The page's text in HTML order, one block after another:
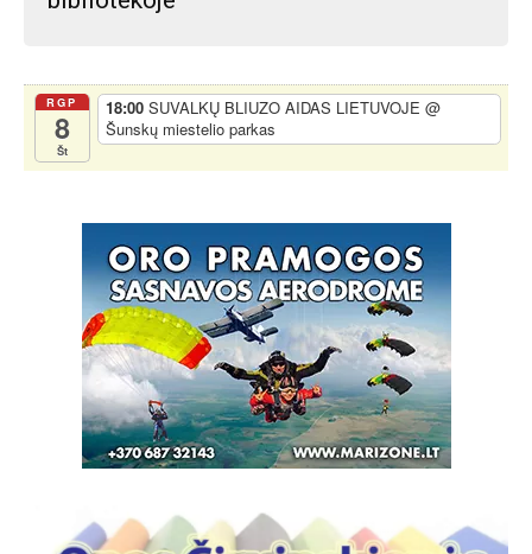
RGP
8
Št
18:00 SUVALKŲ BLIUZO AIDAS LIETUVOJE @
Šunskų miestelio parkas